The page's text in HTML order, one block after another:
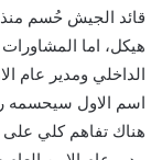
قائد الجيش حُسم منذ
هيكل، اما
الداخلي ومدير عام
اسم الاول سيحسمه
هناك تفاهم كلي على